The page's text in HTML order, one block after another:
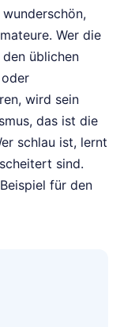
Wer die
üblichen
wird sein
das ist die
schlau ist, lernt
sind.
für den